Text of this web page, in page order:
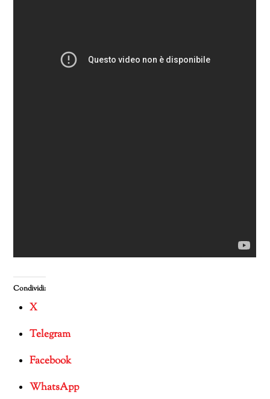
Condividi:
X
Telegram
Facebook
WhatsApp